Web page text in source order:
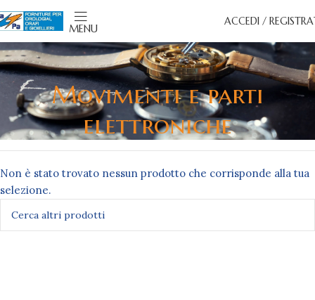
MENU
ACCEDI /
Movimenti e parti
elettroniche
Non è stato trovato nessun prodotto che corrisponde alla tua
selezione.